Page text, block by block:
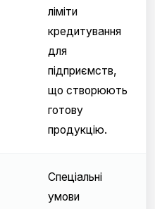
ліміти
кредитування
для
підприємств,
що створюють
готову
продукцію.
Спеціальні
умови